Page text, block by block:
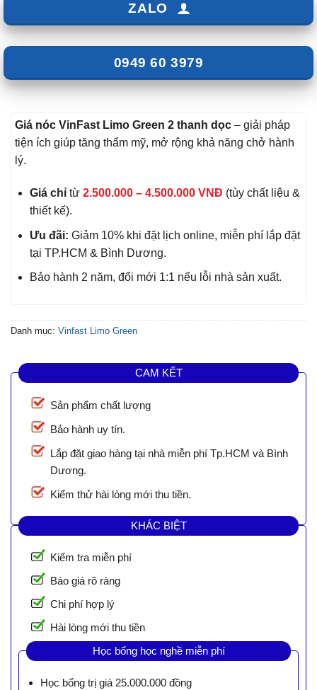
ZALO
0949 60 3979
Giá nóc VinFast Limo Green 2 thanh dọc – giải pháp
tiện ích giúp tăng thẩm mỹ, mở rộng khả năng chở hành
lý.
Giá chỉtừ 2.500.000 – 4.500.000 VNĐ (tùy chất liệu &
thiết kế).
Ưu đãi: Giảm 10% khi đặt lịch online, miễn phí lắp đặt
tại TP.HCM & Bình Dương.
Bảo hành 2 năm, đổi mới 1:1 nếu lỗi nhà sản xuất.
Danh mục: Vinfast Limo Green
CAM KẾT
Sản phẩm chất lượng
Bảo hành uy tín.
Lắp đặt giao hàng tại nhà miễn phí Tp.HCM và Bình
Dương.
Kiểm thử hài lòng mới thu tiền.
KHÁC BIỆT
Kiểm tra miễn phí
Báo giá rõ ràng
Chi phí hợp lý
Hài lòng mới thu tiền
Học bổng học nghề miễn phí
Học bổng trị giá 25.000.000 đồng